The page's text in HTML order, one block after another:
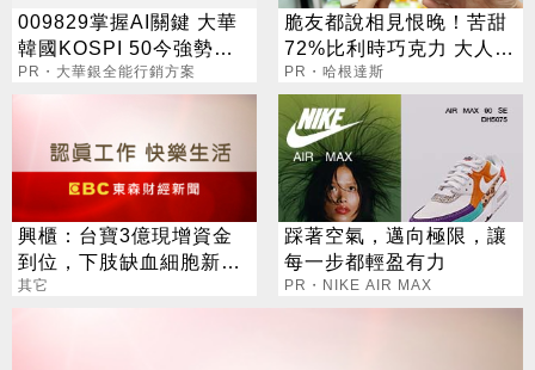
009829掌握AI關鍵 大華
韓國KOSPI 50今強勢開
募
PR・大華銀全能行銷方案
脆友都說相見恨晚！苦甜
72%比利時巧克力 大人味
爆紅！
PR・哈根達斯
興櫃：台寶3億現增資金
到位，下肢缺血細胞新藥
目標H2向美提交一期臨床
其它
踩著空氣，邁向極限，讓
每一步都輕盈有力
PR・NIKE AIR MAX